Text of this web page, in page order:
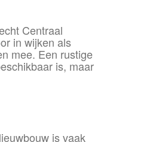
Centraal
in wijken als
mee. Een rustige
is, maar
is vaak